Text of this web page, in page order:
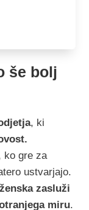
še bolj
, ki
ko gre za
ustvarjajo.
zasluži
miru.